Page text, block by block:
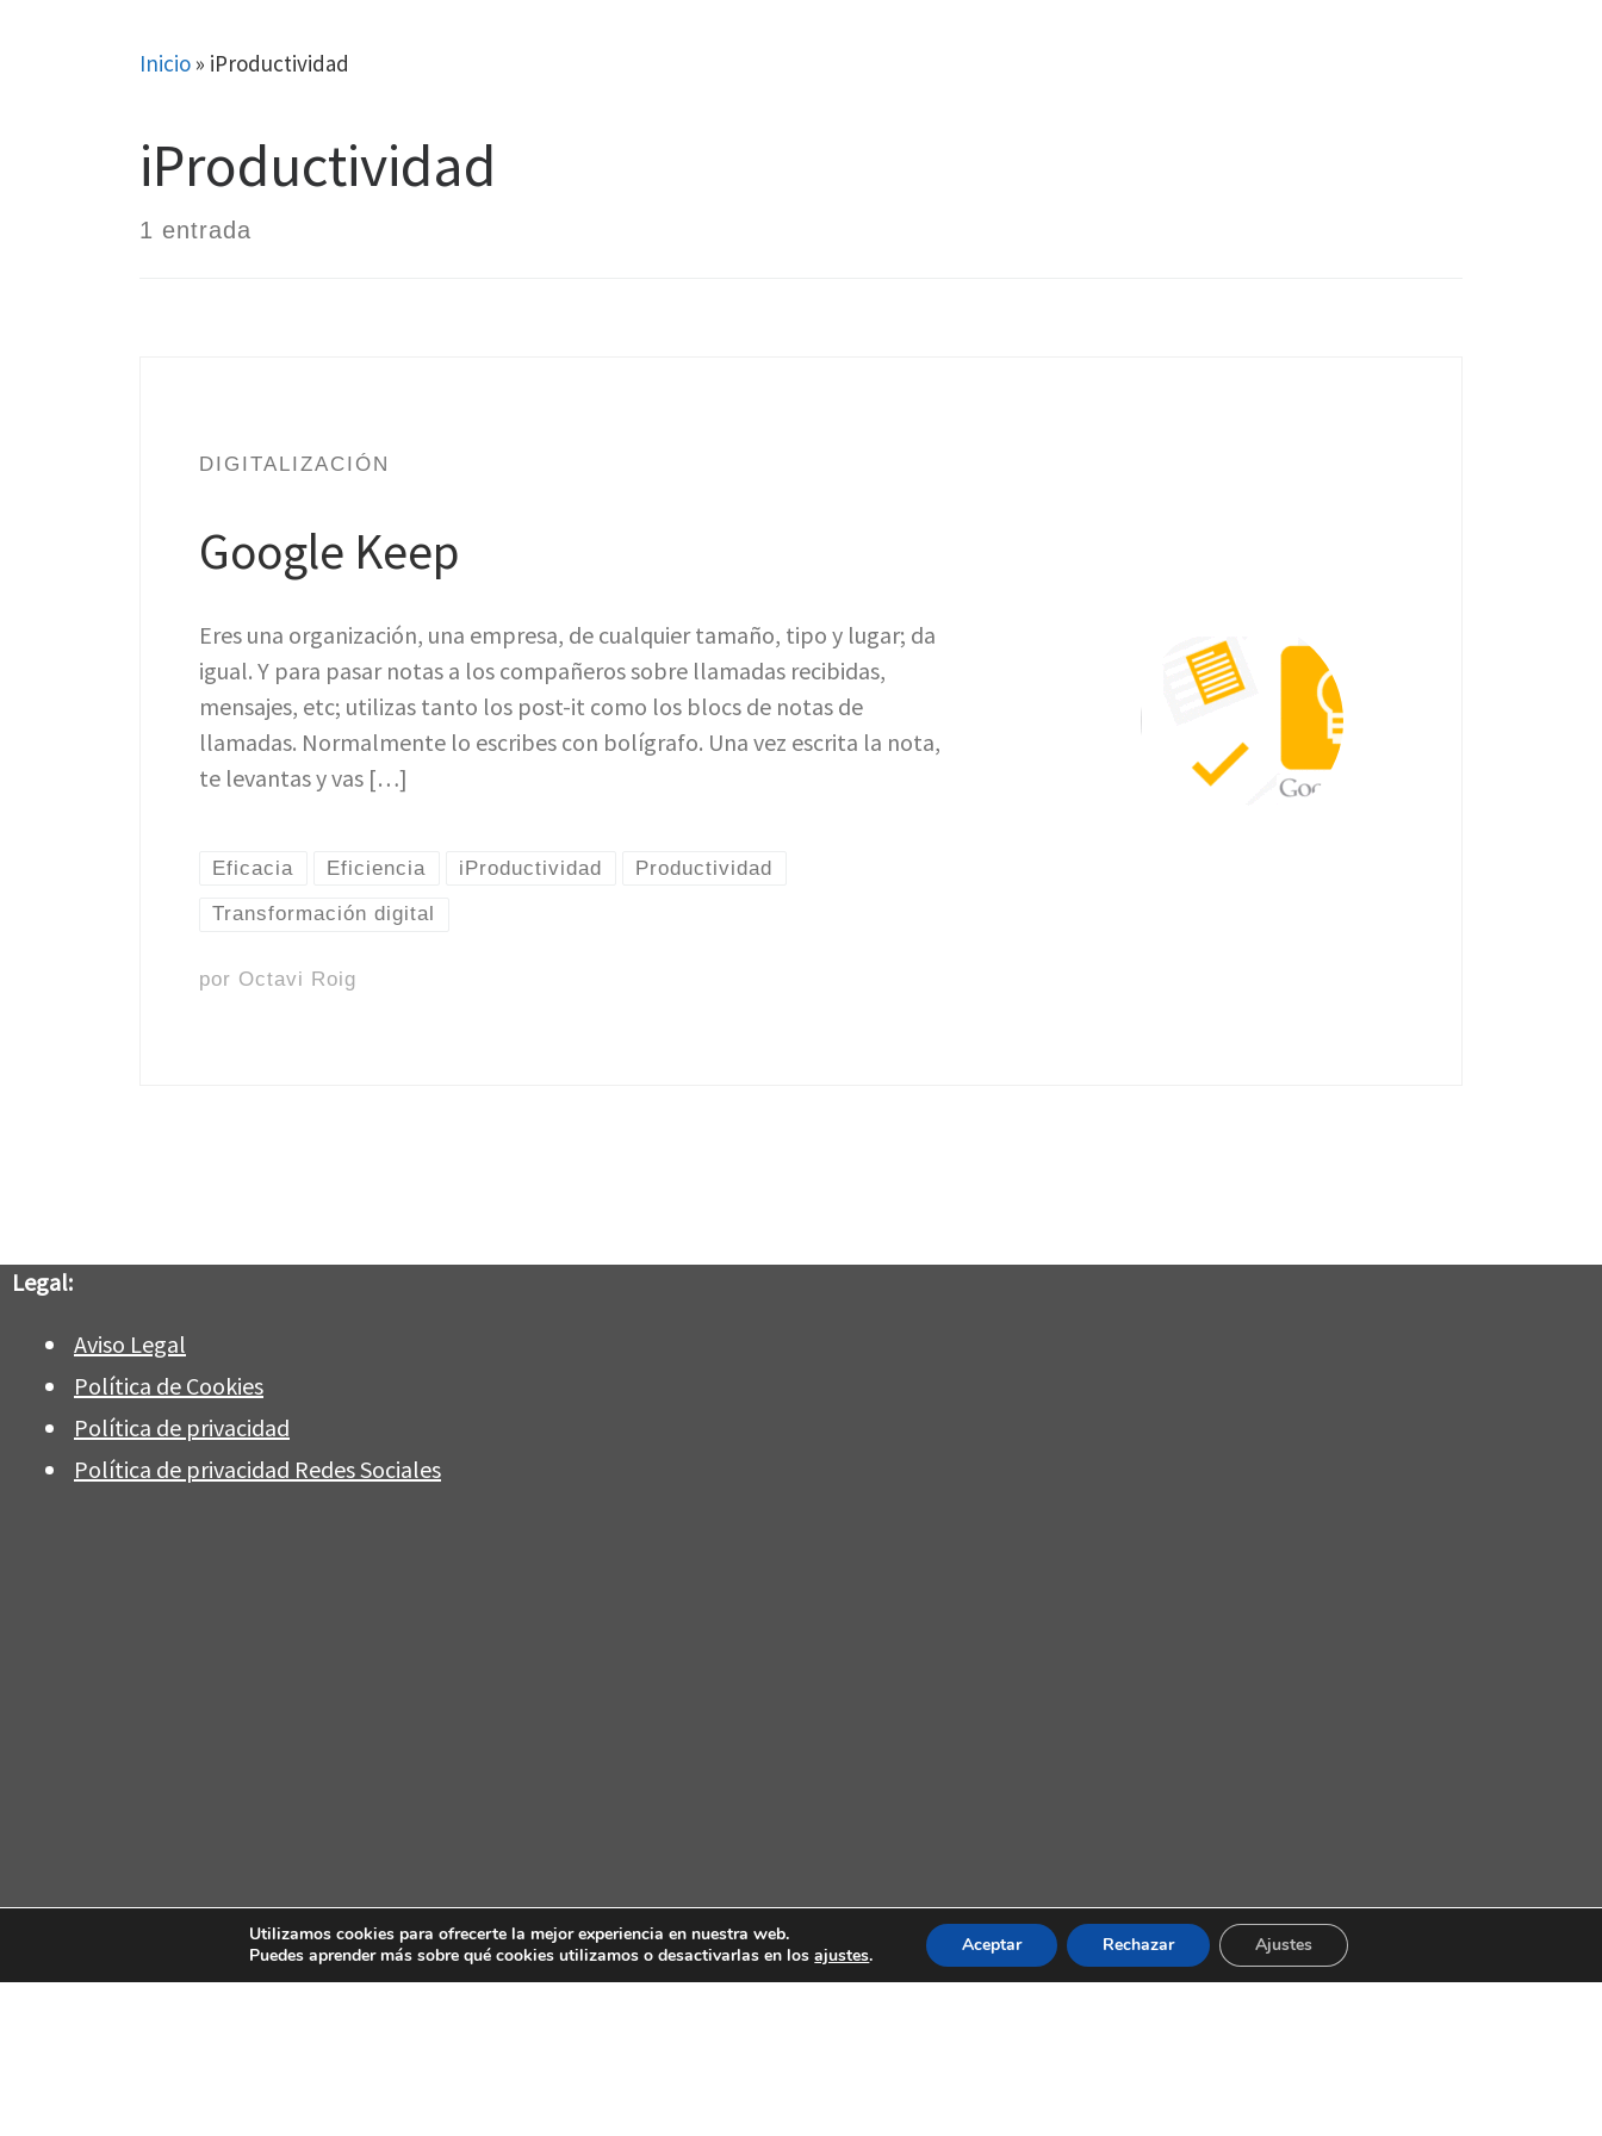
Inicio » iProductividad
iProductividad
1 entrada
DIGITALIZACIÓN
Google Keep
Eres una organización, una empresa, de cualquier tamaño, tipo y lugar; da
igual. Y para pasar notas a los compañeros sobre llamadas recibidas,
mensajes, etc; utilizas tanto los post-it como los blocs de notas de
llamadas. Normalmente lo escribes con bolígrafo. Una vez escrita la nota,
te levantas y vas […]
Eficacia Eficiencia iProductividad Productividad
Transformación digital
por Octavi Roig
Legal:
Aviso Legal
Política de Cookies
Política de privacidad
Política de privacidad Redes Sociales
Utilizamos cookies para ofrecerte la mejor experiencia en nuestra web.
Puedes aprender más sobre qué cookies utilizamos o desactivarlas en losajustes. Aceptar Rechazar Ajustes